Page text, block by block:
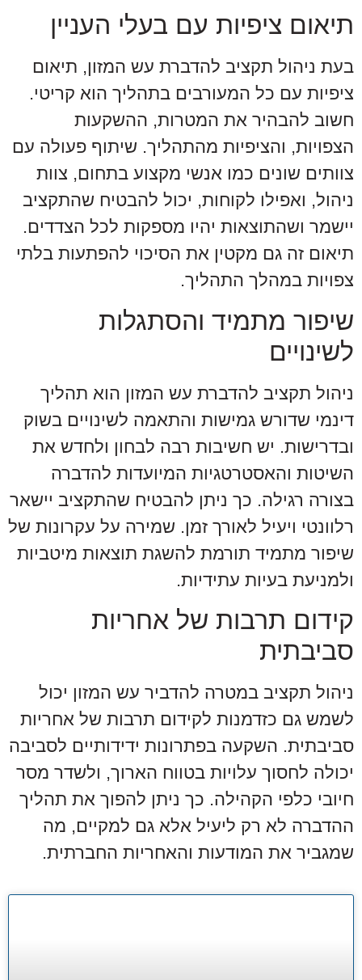
תיאום ציפיות עם בעלי העניין
בעת ניהול תקציב להדברת עש המזון, תיאום
ציפיות עם כל המעורבים בתהליך הוא קריטי.
חשוב להבהיר את המטרות, ההשקעות
הצפויות, והציפיות מהתהליך. שיתוף פעולה עם
צוותים שונים כמו אנשי מקצוע בתחום, צוות
ניהול, ואפילו לקוחות, יכול להבטיח שהתקציב
יישמר ושהתוצאות יהיו מספקות לכל הצדדים.
תיאום זה גם מקטין את הסיכוי להפתעות בלתי
צפויות במהלך התהליך.
שיפור מתמיד והסתגלות
לשינויים
ניהול תקציב להדברת עש המזון הוא תהליך
דינמי שדורש גמישות והתאמה לשינויים בשוק
ובדרישות. יש חשיבות רבה לבחון ולחדש את
השיטות והאסטרטגיות המיועדות להדברה
בצורה רגילה. כך ניתן להבטיח שהתקציב יישאר
רלוונטי ויעיל לאורך זמן. שמירה על עקרונות של
שיפור מתמיד תורמת להשגת תוצאות מיטביות
ולמניעת בעיות עתידיות.
קידום תרבות של אחריות
סביבתית
ניהול תקציב במטרה להדביר עש המזון יכול
לשמש גם כזדמנות לקידום תרבות של אחריות
סביבתית. השקעה בפתרונות ידידותיים לסביבה
יכולה לחסוך עלויות בטווח הארוך, ולשדר מסר
חיובי כלפי הקהילה. כך ניתן להפוך את תהליך
ההדברה לא רק ליעיל אלא גם למקיים, מה
שמגביר את המודעות והאחריות החברתית.